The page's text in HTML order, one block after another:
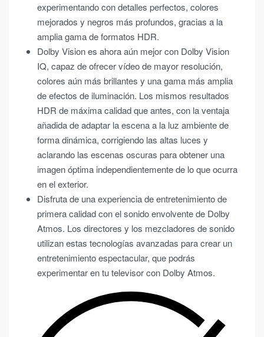
experimentando con detalles perfectos, colores
mejorados y negros más profundos, gracias a la
amplia gama de formatos HDR.
Dolby Vision es ahora aún mejor con Dolby Vision
IQ, capaz de ofrecer vídeo de mayor resolución,
colores aún más brillantes y una gama más amplia
de efectos de iluminación. Los mismos resultados
HDR de máxima calidad que antes, con la ventaja
añadida de adaptar la escena a la luz ambiente de
forma dinámica, corrigiendo las altas luces y
aclarando las escenas oscuras para obtener una
imagen óptima independientemente de lo que ocurra
en el exterior.
Disfruta de una experiencia de entretenimiento de
primera calidad con el sonido envolvente de Dolby
Atmos. Los directores y los mezcladores de sonido
utilizan estas tecnologías avanzadas para crear un
entretenimiento espectacular, que podrás
experimentar en tu televisor con Dolby Atmos.